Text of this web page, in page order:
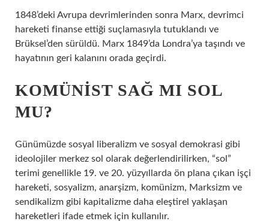
1848’deki Avrupa devrimlerinden sonra Marx, devrimci
hareketi finanse ettiği suçlamasıyla tutuklandı ve
Brüksel’den sürüldü. Marx 1849’da Londra’ya taşındı ve
hayatının geri kalanını orada geçirdi.
KOMÜNIST SAĞ MI SOL
MU?
Günümüzde sosyal liberalizm ve sosyal demokrasi gibi
ideolojiler merkez sol olarak değerlendirilirken, “sol”
terimi genellikle 19. ve 20. yüzyıllarda ön plana çıkan işçi
hareketi, sosyalizm, anarşizm, komünizm, Marksizm ve
sendikalizm gibi kapitalizme daha eleştirel yaklaşan
hareketleri ifade etmek için kullanılır.